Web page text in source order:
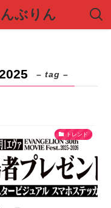
ぶりん
– tag –
トレンド